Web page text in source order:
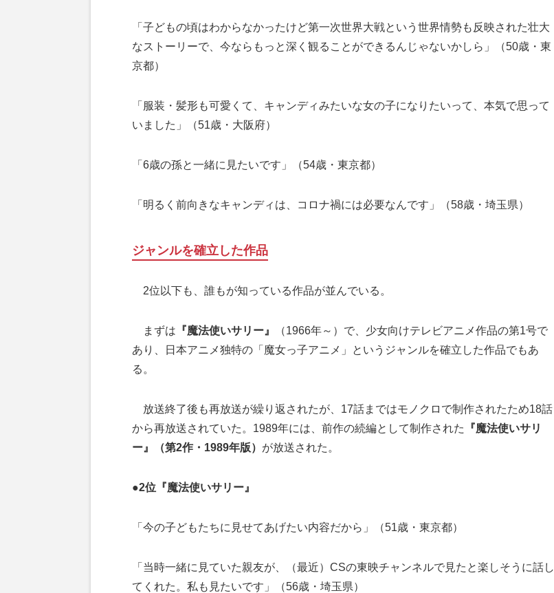
「子どもの頃はわからなかったけど第一次世界大戦という世界情勢も反映された壮大
なストーリーで、今ならもっと深く観ることができるんじゃないかしら」（50歳・東
京都）
「服装・髪形も可愛くて、キャンディみたいな女の子になりたいって、本気で思って
いました」（51歳・大阪府）
「6歳の孫と一緒に見たいです」（54歳・東京都）
「明るく前向きなキャンディは、コロナ禍には必要なんです」（58歳・埼玉県）
ジャンルを確立した作品
2位以下も、誰もが知っている作品が並んでいる。
まずは 『魔法使いサリー』
（1966年～）で、少女向けテレビアニメ作品の第1号で
あり、日本アニメ独特の「魔女っ子アニメ」というジャンルを確立した作品でもあ
る。
放送終了後も再放送が繰り返されたが、17話まではモノクロで制作されたため18話
から再放送されていた。1989年には、前作の続編として制作された
『魔法使いサリ
ー』（第2作・1989年版） が放送された。
●2位『魔法使いサリー』
「今の子どもたちに見せてあげたい内容だから」（51歳・東京都）
「当時一緒に見ていた親友が、（最近）CSの東映チャンネルで見たと楽しそうに話し
てくれた。私も見たいです」（56歳・埼玉県）